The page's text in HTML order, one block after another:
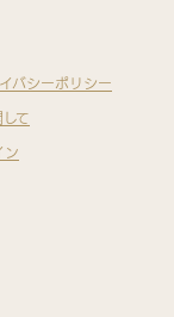
バシーポリシー
て
ン